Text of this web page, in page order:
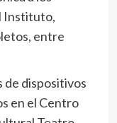
Instituto,
entre
de dispositivos
en el Centro